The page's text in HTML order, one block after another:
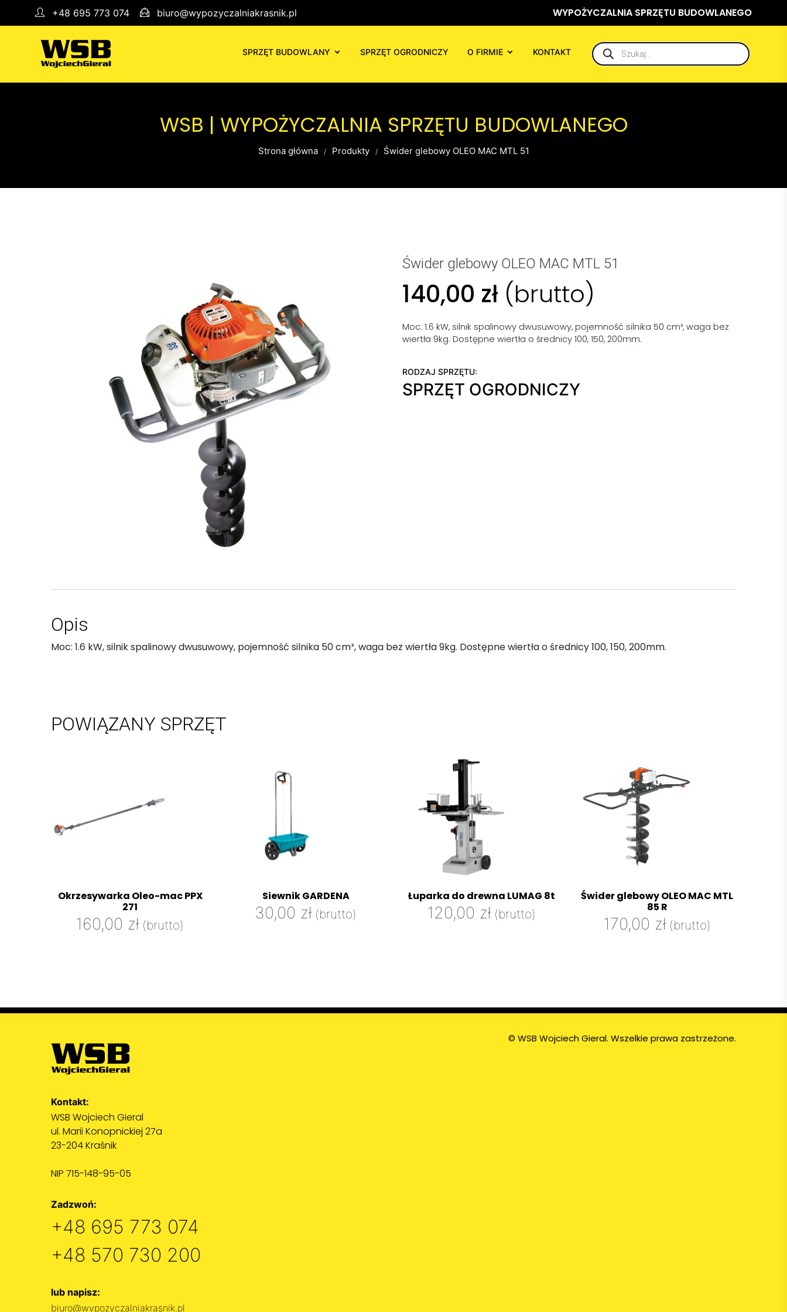
+48 695 773 074 biuro@wypozyczalniakrasnik.pl WYPOŻYCZALNIA SPRZĘTU BUDOWLANEGO
SPRZĘT BUDOWLANY SPRZĘT OGRODNICZY O FIRMIE KONTAKT
Wyszukiwarka
produktów
WSB | WYPOŻYCZALNIA SPRZĘTU BUDOWLANEGO
Strona główna Produkty Świder glebowy OLEO MAC MTL 51
Świder glebowy OLEO MAC MTL 51
140,00 zł (brutto)
Moc: 1.6 kW, silnik spalinowy dwusuwowy, pojemność silnika 50 cm³, waga bez
wiertła 9kg. Dostępne wiertła o średnicy 100, 150, 200mm.
RODZAJ SPRZĘTU:
SPRZĘT OGRODNICZY
Opis
Moc: 1.6 kW, silnik spalinowy dwusuwowy, pojemność silnika 50 cm³, waga bez wiertła 9kg. Dostępne wiertła o średnicy 100, 150, 200mm.
POWIĄZANY SPRZĘT
Okrzesywarka Oleo-mac PPX
271
160,00 zł (brutto)
Siewnik GARDENA
30,00 zł (brutto)
Łuparka do drewna LUMAG 8t
120,00 zł (brutto)
Świder glebowy OLEO MAC MTL
85 R
170,00 zł (brutto)
Kontakt:
WSB Wojciech Gieral
ul. Marii Konopnickiej 27a
23-204 Kraśnik
NIP 715-148-95-05
Zadzwoń:
+48 695 773 074
+48 570 730 200
lub napisz:
biuro@wypozyczalniakrasnik.pl
© WSB Wojciech Gieral. Wszelkie prawa zastrzeżone.